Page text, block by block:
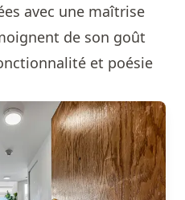
avec une maîtrise
de son goût
et poésie